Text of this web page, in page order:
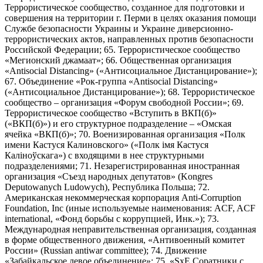
Террористическое сообщество, созданное для подготовки и
совершения на территории г. Перми в целях оказания помощи
Службе безопасности Украины и Украине диверсионно-
террористических актов, направленных против безопасности
Российской Федерации; 65. Террористическое сообщество
«Мегионский джамаат»; 66. Общественная организация
«Antisocial Distancing» («Антисоциальное Дистанцирование»);
67. Объединение «Рок-группа «Antisocial Distancing»
(«Антисоциальное Дистанцирование»); 68. Террористическое
сообщество – организация «Форум свободной России»; 69.
Террористическое сообщество «Вступить в ВКП(б)»
(«ВКП(б)») и его структурное подразделение – «Омская
ячейка «ВКП(б)»; 70. Военизированная организация «Полк
имени Кастуся Калиновского» («Полк iмя Кастуся
Калiноўскага») с входящими в нее структурными
подразделениями; 71. Незарегистрированная иностранная
организация «Съезд народных депутатов» (Kongres
Deputowanych Ludowych), Республика Польша; 72.
Американская некоммерческая корпорация Anti-Corruption
Foundation, Inc (иные используемые наименования: ACF, ACF
international, «Фонд борьбы с коррупцией, Инк.»); 73.
Международная неправительственная организация, созданная
в форме общественного движения, «Антивоенный комитет
России» (Russian antiwar committee); 74. Движение
«Забайкальское левое объединение»; 75. «SxE Соратники с